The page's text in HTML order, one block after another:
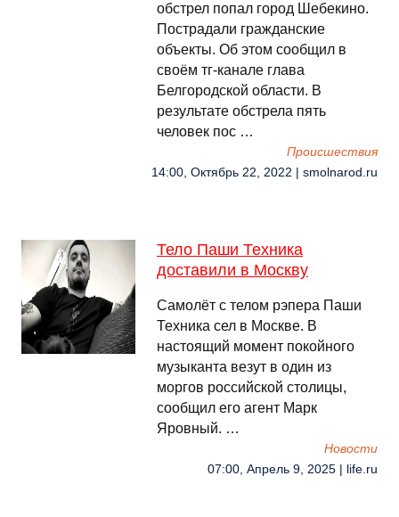
обстрел попал город Шебекино.
Пострадали гражданские
объекты. Об этом сообщил в
своём тг-канале глава
Белгородской области. В
результате обстрела пять
человек пос …
Происшествия
14:00, Октябрь 22, 2022 | smolnarod.ru
Тело Паши Техника
доставили в Москву
Самолёт с телом рэпера Паши
Техника сел в Москве. В
настоящий момент покойного
музыканта везут в один из
моргов российской столицы,
сообщил его агент Марк
Яровный. …
Новости
07:00, Апрель 9, 2025 | life.ru